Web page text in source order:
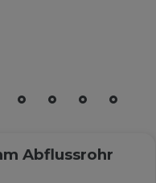
Abflussrohr